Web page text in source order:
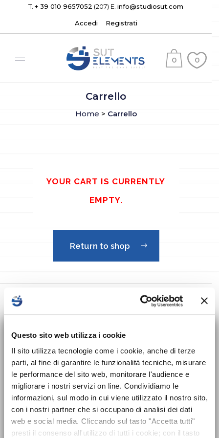
Questo sito web utilizza i cookie
Il sito utilizza tecnologie come i cookie, anche di terze
parti, al fine di garantire le funzionalità tecniche, misurare
le performance del sito web, monitorare l'audience e
migliorare i nostri servizi on line. Condividiamo le
informazioni, sul modo in cui viene utilizzato il nostro sito,
con i nostri partner che si occupano di analisi dei dati
web e social media. Cliccando sul tasto "Accetta tutti"
presti il consenso all'utilizzo di tutti i cookie; con il tasto
T. + 39 010 9657052 (207) E. info@studiosut.com
Accedi Registrati
0 0
Carrello
Home > Carrello
YOUR CART IS CURRENTLY
EMPTY.
Return to shop
Sede Legale
SUT ELEMENTS srl
Corso Italia, 148
Ronco Scrivia (GE) 16019
P. IVA 02411690999
Nuovo corso sulla
sicurezza per Datori
di Lavoro disponibile!
Dal 24 maggio 2025 entra in vigore
l’obbligo formativo previsto dal nuovo
Accordo Stato-Regioni 2025 che introduce
il corso di formazione sicurezzaper tutti i